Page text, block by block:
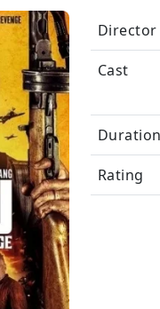
Director
Cast
Duration
Rating